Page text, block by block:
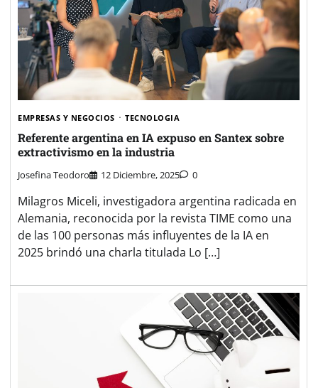
EMPRESAS Y NEGOCIOS TECNOLOGIA
Referente argentina en IA expuso en Santex sobre
extractivismo en la industria
Josefina Teodoro 12 Diciembre, 2025 0
Milagros Miceli, investigadora argentina radicada en
Alemania, reconocida por la revista TIME como una
de las 100 personas más influyentes de la IA en
2025 brindó una charla titulada Lo […]